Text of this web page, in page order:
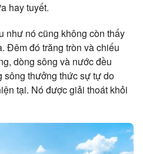
hay tuyết.
như nó cũng không còn thấy
Đêm đó trăng tròn và chiếu
dòng sông và nước đều
sông thưởng thức sự tự do
tại. Nó được giải thoát khỏi